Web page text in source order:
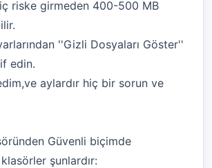
riske girmeden 400-500 MB
''Gizli Dosyaları Göster''
edin.
aylardır hiç bir sorun ve
Güvenli biçimde
şunlardır: